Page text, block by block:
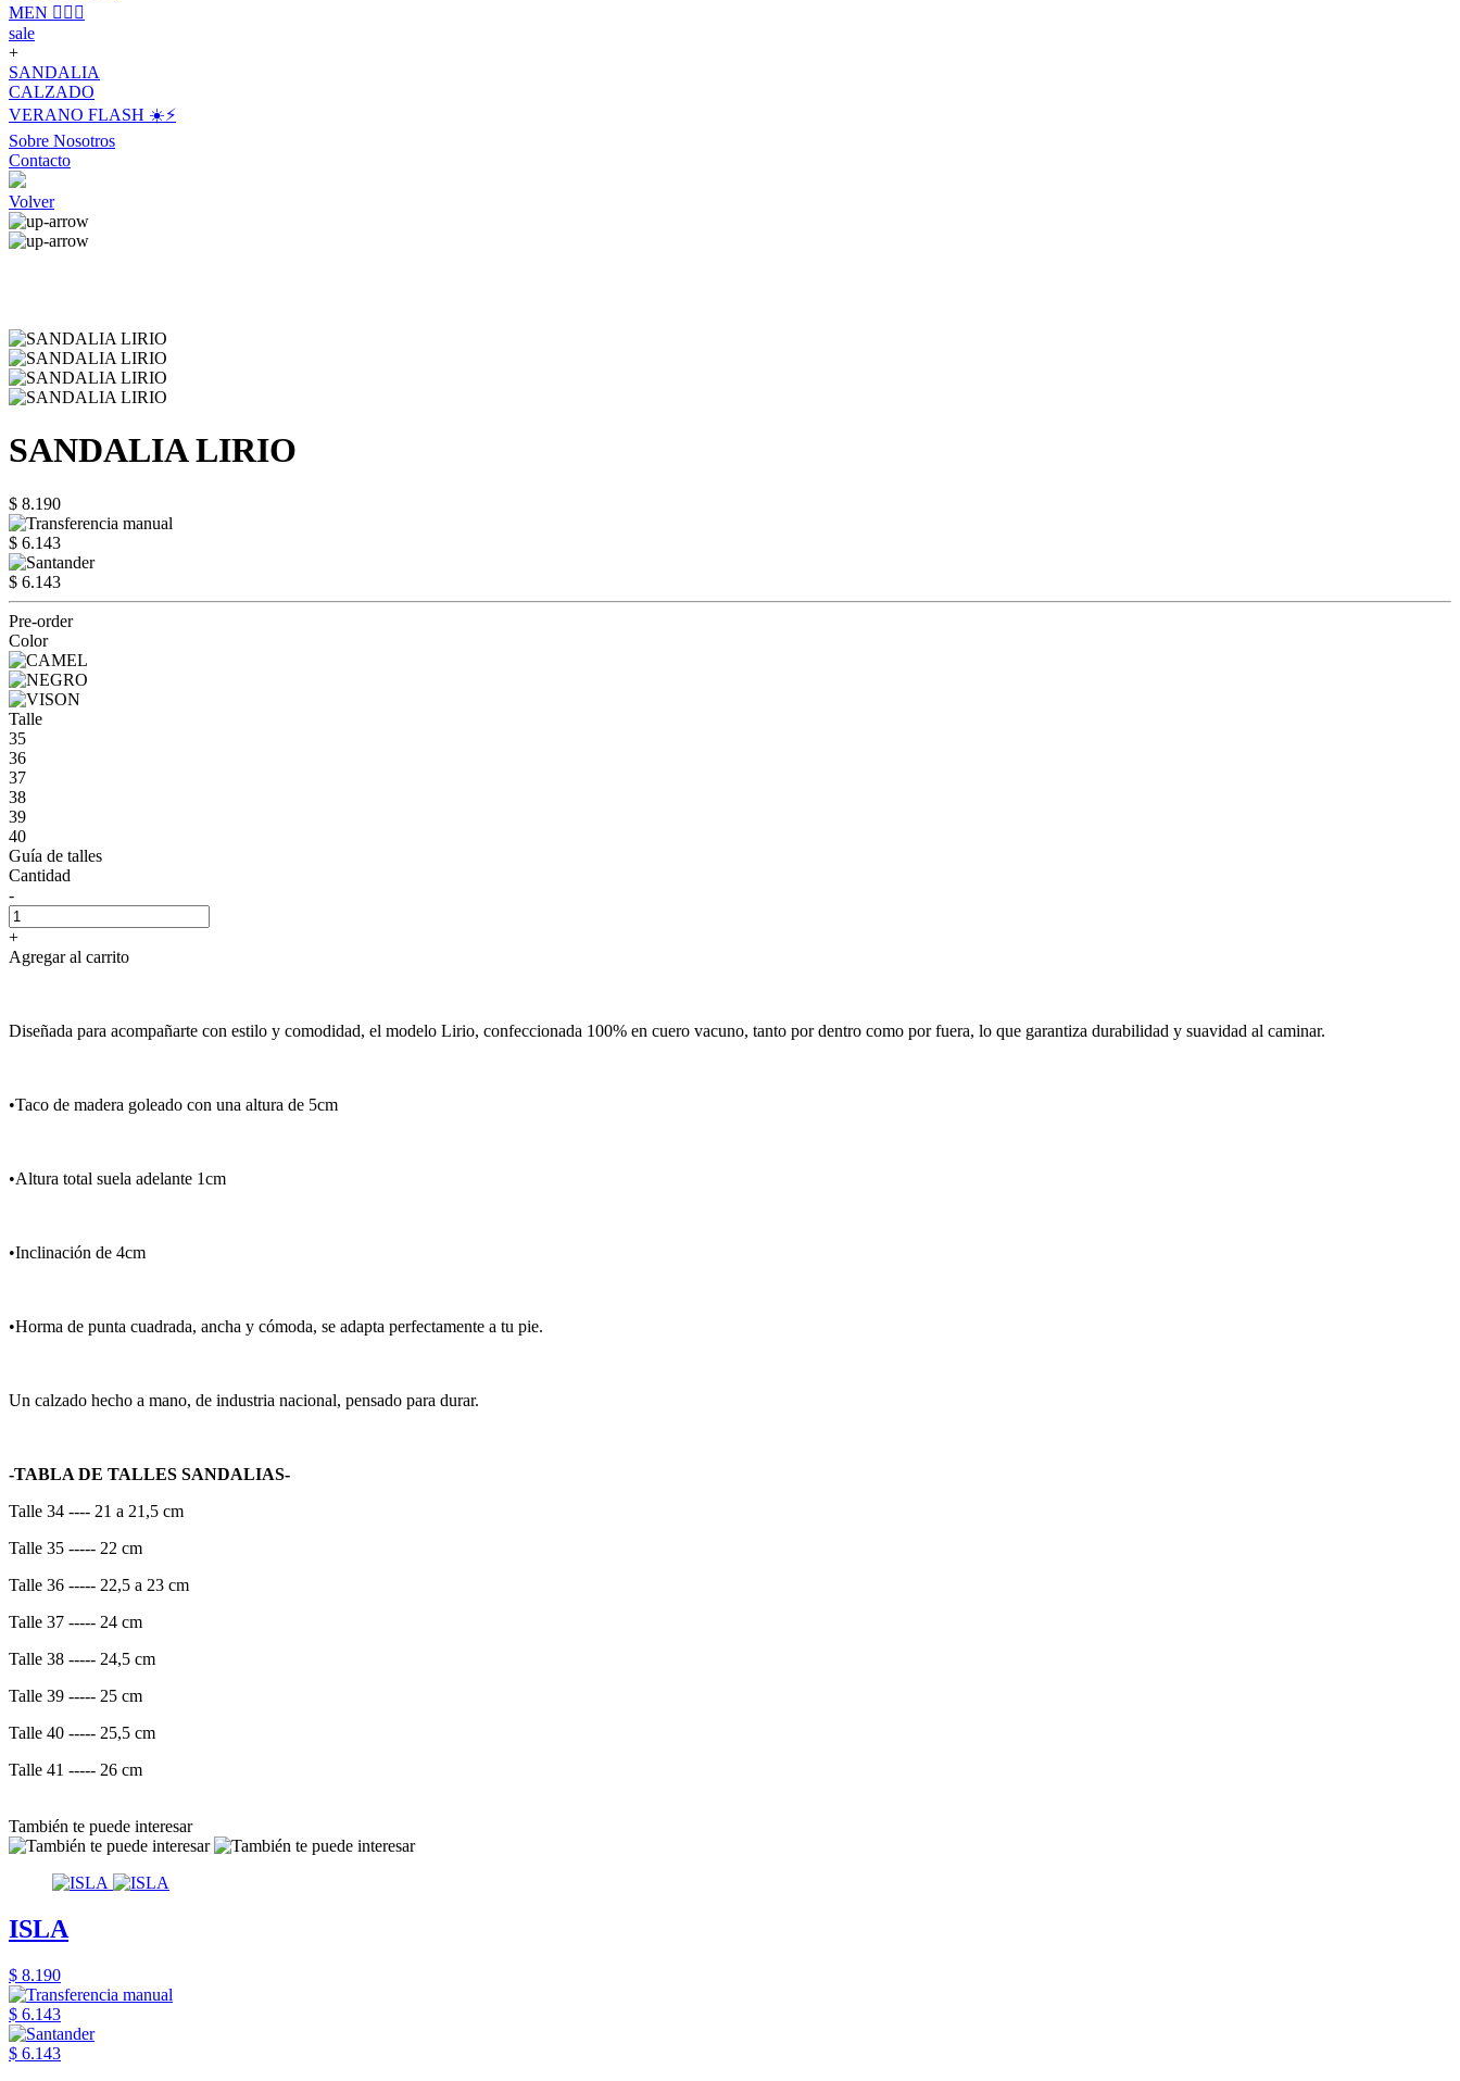
MEN 🙋🏽‍♂️
sale
+
SANDALIA
CALZADO
VERANO FLASH ☀️⚡️
Sobre Nosotros
Contacto
Volver
SANDALIA LIRIO
$ 8.190
$ 6.143
$ 6.143
Pre-order
Color
Talle
35
36
37
38
39
40
Guía de talles
Cantidad
-
+
Agregar al carrito
Diseñada para acompañarte con estilo y comodidad, el modelo Lirio, confeccionada 100% en cuero vacuno, tanto por dentro como por fuera, lo que garantiza durabilidad y suavidad al caminar.
•Taco de madera goleado con una altura de 5cm
•Altura total suela adelante 1cm
•Inclinación de 4cm
•Horma de punta cuadrada, ancha y cómoda, se adapta perfectamente a tu pie.
Un calzado hecho a mano, de industria nacional, pensado para durar.
-TABLA DE TALLES SANDALIAS-
Talle 34 ---- 21 a 21,5 cm
Talle 35 ----- 22 cm
Talle 36 ----- 22,5 a 23 cm
Talle 37 ----- 24 cm
Talle 38 ----- 24,5 cm
Talle 39 ----- 25 cm
Talle 40 ----- 25,5 cm
Talle 41 ----- 26 cm
También te puede interesar
ISLA
$ 8.190
$ 6.143
$ 6.143